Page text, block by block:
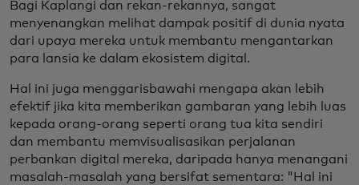
Bagi Kaplangi dan rekan-rekannya, sangat
menyenangkan melihat dampak positif di dunia nyata
dari upaya mereka untuk membantu mengantarkan
para lansia ke dalam ekosistem digital.
Hal ini juga menggarisbawahi mengapa akan lebih
efektif jika kita memberikan gambaran yang lebih luas
kepada orang-orang seperti orang tua kita sendiri
dan membantu memvisualisasikan perjalanan
perbankan digital mereka, daripada hanya menangani
masalah-masalah yang bersifat sementara: "Hal ini